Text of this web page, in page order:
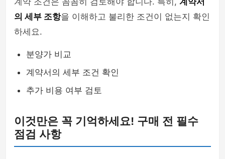
의 세부 조항을 이해하고 불리한 조건이 없는지 확인
하세요.
분양가 비교
계약서의 세부 조건 확인
추가 비용 여부 검토
이것만은 꼭 기억하세요! 구매 전 필수
점검 사항